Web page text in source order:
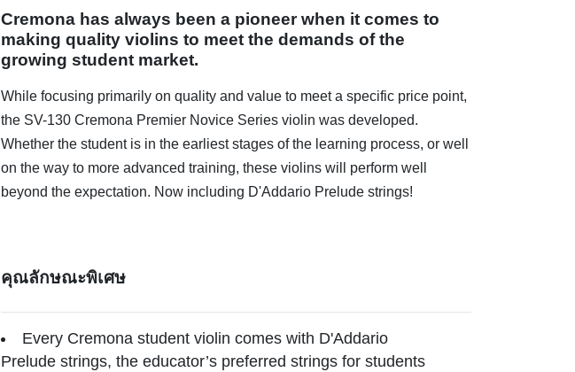
Cremona has always been a pioneer when it comes to
making quality violins to meet the demands of the
growing student market.
While focusing primarily on quality and value to meet a specific price point,
the SV-130 Cremona Premier Novice Series violin was developed.
Whether the student is in the earliest stages of the learning process, or well
on the way to more advanced training, these violins will perform well
beyond the expectation. Now including D'Addario Prelude strings!
คุณลักษณะพิเศษ
Every Cremona student violin comes with D'Addario
Prelude strings, the educator’s preferred strings for students